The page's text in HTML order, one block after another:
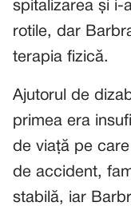
spitalizarea și i-
rotile, dar
terapia fizică.
Ajutorul de
primea era
de viață pe
de accident,
stabilă, iar